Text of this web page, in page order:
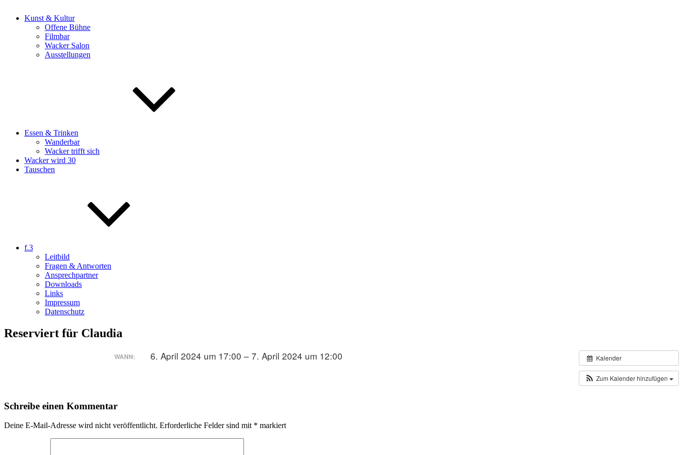
Kunst & Kultur
Offene Bühne
Filmbar
Wacker Salon
Ausstellungen
Essen & Trinken
Wanderbar
Wacker trifft sich
Wacker wird 30
Tauschen
f.3
Leitbild
Fragen & Antworten
Ansprechpartner
Downloads
Links
Impressum
Datenschutz
Reserviert für Claudia
Kalender
Zum Kalender hinzufügen
WANN: 6. April 2024 um 17:00 – 7. April 2024 um 12:00
Schreibe einen Kommentar
Deine E-Mail-Adresse wird nicht veröffentlicht. Erforderliche Felder sind mit * markiert